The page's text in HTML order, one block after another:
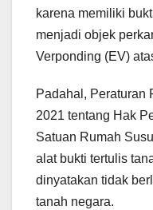
karena memiliki
menjadi objek
Verponding (EV)
Padahal, Peraturan
2021 tentang Hak
Satuan Rumah
alat bukti tertulis
dinyatakan tidak
tanah negara.